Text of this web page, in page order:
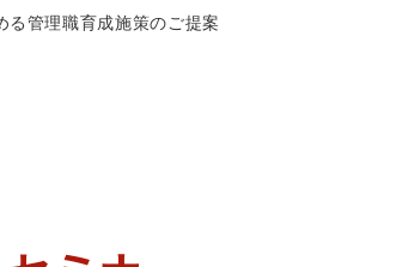
管理職育成施策のご提案